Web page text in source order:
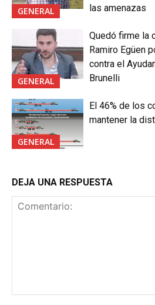
GENERAL
las amenazas
GENERAL
Quedó firme la
Ramiro Egüen
contra el
Brunelli
GENERAL
El 46% de los
mantener la
DEJA UNA RESPUESTA